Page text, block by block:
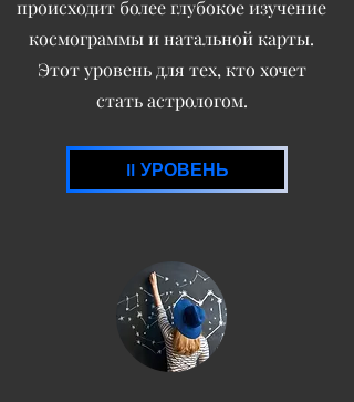
происходит более глубокое изучение
космограммы и натальной карты.
Этот уровень для тех, кто хочет
стать астрологом.
II УРОВЕНЬ